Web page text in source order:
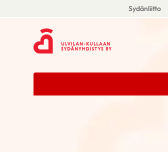
Sydänliitto